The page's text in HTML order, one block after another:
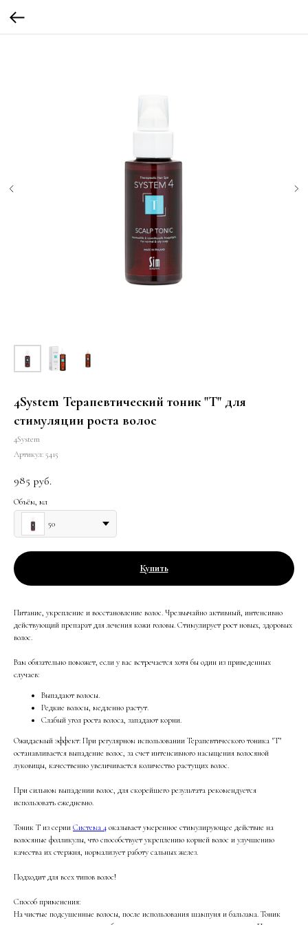
4System Терапевтический тоник "Т" для
стимуляции роста волос
4System
Артикул: 5415
985 руб.
Объём, мл
50
Купить
Питание, укрепление и восстановление волос. Чрезвычайно активный, интенсивно
действующий препарат для лечения кожи головы. Стимулирует рост новых, здоровых
волос.
Вам обязательно поможет, если у вас встречается хотя бы один из приведенных
случаев:
Выпадают волосы.
Редкие волосы, медленно растут.
Слабый угол роста волоса, западают корни.
Ожидаемый эффект: При регулярном использовании Терапевтического тоника "Т"
останавливается выпадение волос, за счет интенсивного насыщения волосяной
луковицы, качественно увеличивается количество растущих волос.
При сильном выпадении волос, для скорейшего результата рекомендуется
использовать ежедневно.
Тоник Т из серии Система 4 оказывает умеренное стимулирующее действие на
волосяные фолликулы, что способствует укреплению корней волос и улучшению
качества их стержня, нормализует работу сальных желез.
Подходит для всех типов волос!
Способ применения:
На чистые подсушенные волосы, после использования шампуня и бальзама. Тоник